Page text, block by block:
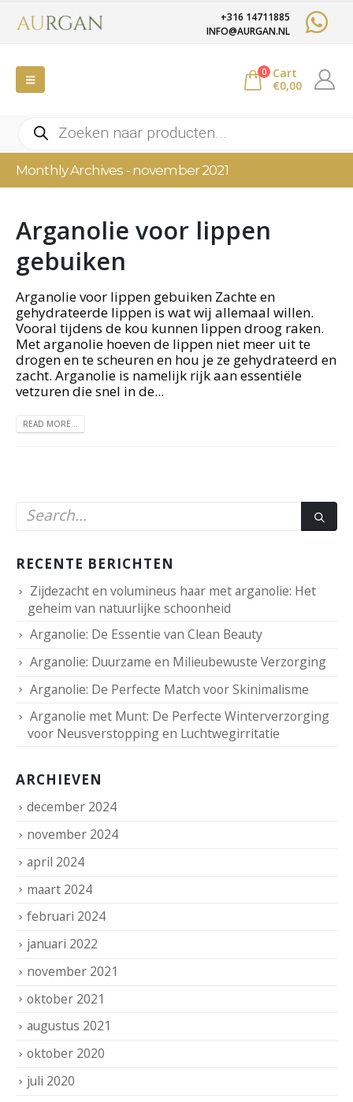
+316 14711885
INFO@AURGAN.NL
0
Cart
€0,00
Producten
zoeken
Monthly Archives - november 2021
Arganolie voor lippen
gebuiken
Arganolie voor lippen gebuiken Zachte en
gehydrateerde lippen is wat wij allemaal willen.
Vooral tijdens de kou kunnen lippen droog raken.
Met arganolie hoeven de lippen niet meer uit te
drogen en te scheuren en hou je ze gehydrateerd en
zacht. Arganolie is namelijk rijk aan essentiële
vetzuren die snel in de...
READ MORE...
RECENTE BERICHTEN
Zijdezacht en volumineus haar met arganolie: Het
geheim van natuurlijke schoonheid
Arganolie: De Essentie van Clean Beauty
Arganolie: Duurzame en Milieubewuste Verzorging
Arganolie: De Perfecte Match voor Skinimalisme
Arganolie met Munt: De Perfecte Winterverzorging
voor Neusverstopping en Luchtwegirritatie
ARCHIEVEN
december 2024
november 2024
april 2024
maart 2024
februari 2024
januari 2022
november 2021
oktober 2021
augustus 2021
oktober 2020
juli 2020